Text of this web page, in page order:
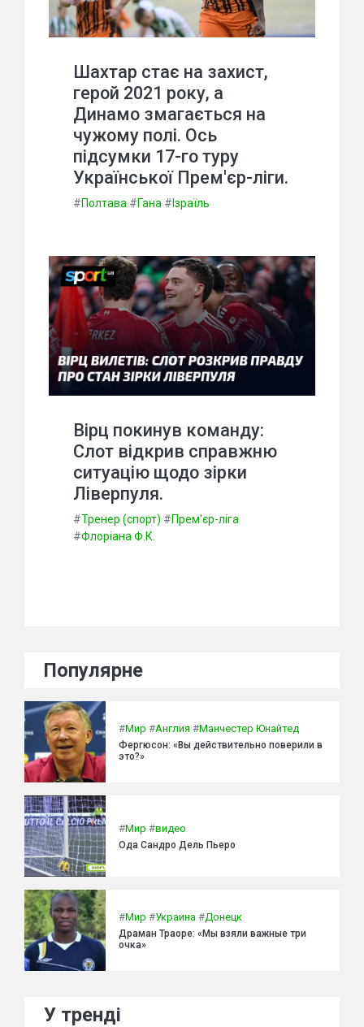
Шахтар стає на захист,
герой 2021 року, а
Динамо змагається на
чужому полі. Ось
підсумки 17-го туру
Української Прем'єр-ліги.
#Полтава #Гана # Ізраїль
Вірц покинув команду:
Слот відкрив справжню
ситуацію щодо зірки
Ліверпуля.
#Тренер (спорт) #Прем'єр-ліга
#Флоріана Ф.К.
Популярне
#Мир #Англия #Манчестер Юнайтед
Фергюсон: «Вы действительно поверили в
это?»
#Мир #видео
Ода Сандро Дель Пьеро
#Мир #Украина #Донецк
Драман Траоре: «Мы взяли важные три
очка»
У тренді